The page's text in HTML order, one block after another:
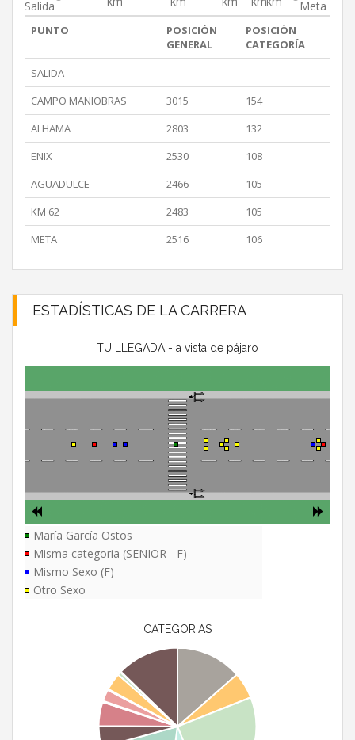
Salida Meta
PUNTO
POSICIÓN
GENERAL
POSICIÓN
CATEGORÍA
SALIDA
-
-
CAMPO MANIOBRAS
3015
154
ALHAMA
2803
132
ENIX
2530
108
AGUADULCE
2466
105
KM 62
2483
105
META
2516 106
ESTADÍSTICAS DE LA CARRERA
TU LLEGADA - a vista de pájaro
María García Ostos
Misma categoria (SENIOR - F)
Mismo Sexo (F)
Otro Sexo
CATEGORIAS